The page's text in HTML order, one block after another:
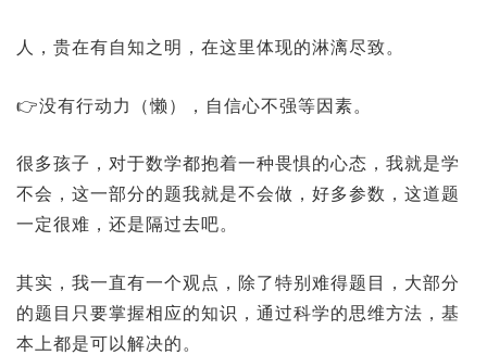
人，贵在有自知之明，在这里体现的淋漓尽致。
👉没有行动力（懒），自信心不强等因素。
很多孩子，对于数学都抱着一种畏惧的心态，我就是学
不会，这一部分的题我就是不会做，好多参数，这道题
一定很难，还是隔过去吧。
其实，我一直有一个观点，除了特别难得题目，大部分
的题目只要掌握相应的知识，通过科学的思维方法，基
本上都是可以解决的。